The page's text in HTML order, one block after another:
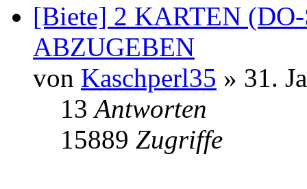
[Biete] 2 KARTEN
ABZUGEBEN
von Kaschperl35 » 31.
13Antworten
15889 Zugriffe